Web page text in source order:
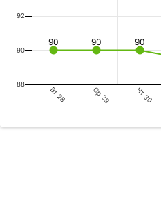
90 90 90
Вт 28 Ср 29 Чт 30
88
90
92